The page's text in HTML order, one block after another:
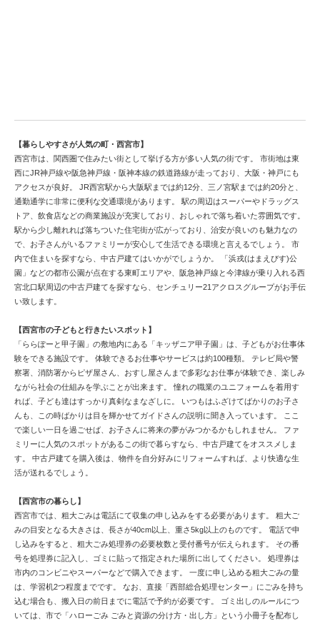
【暮らしやすさが人気の町・西宮市】
西宮市は、関西圏で住みたい街として挙げる方が多い人気の街です。 市街地は東
西にJR神戸線や阪急神戸線・阪神本線の鉄道路線が走っており、大阪・神戸にも
アクセスが良好。 JR西宮駅から大阪駅までは約12分、三ノ宮駅までは約20分と、
通勤通学に非常に便利な交通環境があります。 駅の周辺はスーパーやドラッグス
トア、飲食店などの商業施設が充実しており、おしゃれで落ち着いた雰囲気です。
駅から少し離れれば落ちついた住宅街が広がっており、治安が良いのも魅力なの
で、お子さんがいるファミリーが安心して生活できる環境と言えるでしょう。 市
内で住まいを探すなら、中古戸建てはいかがでしょうか。 「浜戎(はまえびす)公
園」などの都市公園が点在する東町エリアや、阪急神戸線と今津線が乗り入れる西
宮北口駅周辺の中古戸建てを探すなら、センチュリー21アクロスグループがお手伝
い致します。
【西宮市の子どもと行きたいスポット】
「ららぽーと甲子園」の敷地内にある「キッザニア甲子園」は、子どもがお仕事体
験をできる施設です。 体験できるお仕事やサービスは約100種類。 テレビ局や警
察署、消防署からピザ屋さん、おすし屋さんまで多彩なお仕事が体験でき、楽しみ
ながら社会の仕組みを学ぶことが出来ます。 憧れの職業のユニフォームを着用す
れば、子ども達はすっかり真剣なまなざしに。 いつもはふざけてばかりのお子さ
んも、この時ばかりは目を輝かせてガイドさんの説明に聞き入っています。 ここ
で楽しい一日を過ごせば、お子さんに将来の夢がみつかるかもしれません。 ファ
ミリーに人気のスポットがあるこの街で暮らすなら、中古戸建てをオススメしま
す。 中古戸建てを購入後は、物件を自分好みにリフォームすれば、より快適な生
活が送れるでしょう。
【西宮市の暮らし】
西宮市では、粗大ごみは電話にて収集の申し込みをする必要があります。 粗大ご
みの目安となる大きさは、長さが40cm以上、重さ5kg以上のものです。 電話で申
し込みをすると、粗大ごみ処理券の必要枚数と受付番号が伝えられます。 その番
号を処理券に記入し、ゴミに貼って指定された場所に出してください。 処理券は
市内のコンビニやスーパーなどで購入できます。 一度に申し込める粗大ごみの量
は、学習机2つ程度までです。 なお、直接「西部総合処理センター」にごみを持ち
込む場合も、搬入日の前日までに電話で予約が必要です。 ゴミ出しのルールにつ
いては、市で「ハローごみ ごみと資源の分け方・出し方」という小冊子を配布し